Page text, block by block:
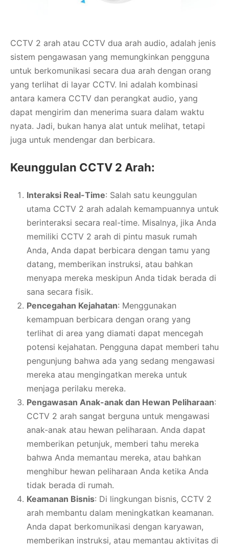
CCTV 2 arah atau CCTV dua arah audio, adalah jenis
sistem pengawasan yang memungkinkan pengguna
untuk berkomunikasi secara dua arah dengan orang
yang terlihat di layar CCTV. Ini adalah kombinasi
antara kamera CCTV dan perangkat audio, yang
dapat mengirim dan menerima suara dalam waktu
nyata. Jadi, bukan hanya alat untuk melihat, tetapi
juga untuk mendengar dan berbicara.
Keunggulan CCTV 2 Arah:
Interaksi Real-Time: Salah satu keunggulan
utama CCTV 2 arah adalah kemampuannya untuk
berinteraksi secara real-time. Misalnya, jika Anda
memiliki CCTV 2 arah di pintu masuk rumah
Anda, Anda dapat berbicara dengan tamu yang
datang, memberikan instruksi, atau bahkan
menyapa mereka meskipun Anda tidak berada di
sana secara fisik.
Pencegahan Kejahatan: Menggunakan
kemampuan berbicara dengan orang yang
terlihat di area yang diamati dapat mencegah
potensi kejahatan. Pengguna dapat memberi tahu
pengunjung bahwa ada yang sedang mengawasi
mereka atau mengingatkan mereka untuk
menjaga perilaku mereka.
Pengawasan Anak-anak dan Hewan Peliharaan:
CCTV 2 arah sangat berguna untuk mengawasi
anak-anak atau hewan peliharaan. Anda dapat
memberikan petunjuk, memberi tahu mereka
bahwa Anda memantau mereka, atau bahkan
menghibur hewan peliharaan Anda ketika Anda
tidak berada di rumah.
Keamanan Bisnis: Di lingkungan bisnis, CCTV 2
arah membantu dalam meningkatkan keamanan.
Anda dapat berkomunikasi dengan karyawan,
memberikan instruksi, atau memantau aktivitas di